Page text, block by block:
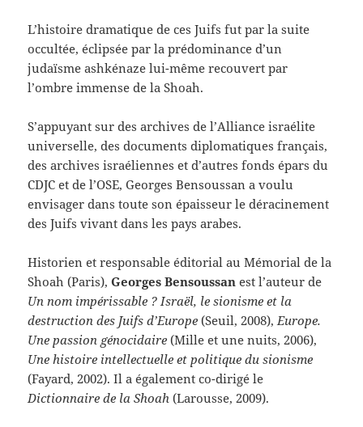
L’histoire dramatique de ces Juifs fut par la suite
occultée, éclipsée par la prédominance d’un
judaïsme ashkénaze lui-même recouvert par
l’ombre immense de la Shoah.
S’appuyant sur des archives de l’Alliance israélite
universelle, des documents diplomatiques français,
des archives israéliennes et d’autres fonds épars du
CDJC et de l’OSE, Georges Bensoussan a voulu
envisager dans toute son épaisseur le déracinement
des Juifs vivant dans les pays arabes.
Historien et responsable éditorial au Mémorial de la
Shoah (Paris),Georges Bensoussan est l’auteur de
Un nom impérissable ? Israël, le sionisme et la
destruction des Juifs d’Europe (Seuil, 2008),Europe.
Une passion génocidaire (Mille et une nuits, 2006),
Une histoire intellectuelle et politique du sionisme
(Fayard, 2002). Il a également co-dirigé le
Dictionnaire de la Shoah (Larousse, 2009).